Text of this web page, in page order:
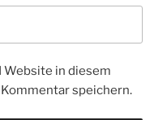
Website in diesem
speichern.